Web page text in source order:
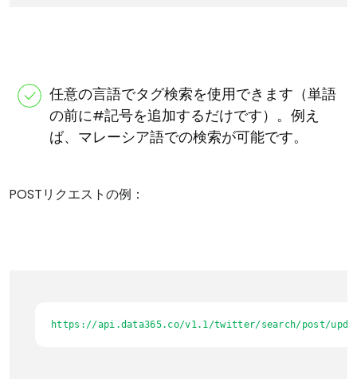
任意の言語でタグ検索を使用できます（単語
の前に#記号を追加するだけです）。例え
ば、マレーシア語での検索が可能です。
POSTリクエストの例：
https://api.data365.co/v1.1/twitter/search/post/